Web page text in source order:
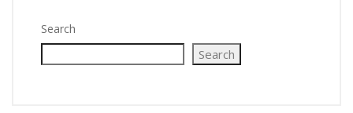
Search
Search